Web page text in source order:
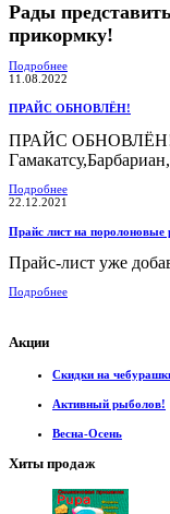
Рады
прикормку!
Подробнее
11.08.2022
ПРАЙС ОБНОВЛЁН!
ПРАЙС
Подробнее
22.12.2021
Прайс лист на поролоновые
Прайс-лист уже
Подробнее
Акции
Скидки на
Активный рыболов!
Весна-Осень
Хиты продаж